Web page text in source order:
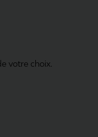
votre choix.